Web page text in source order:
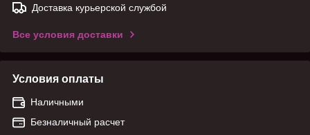
Доставка курьерской службой
Все условия доставки
Условия оплаты
Наличными
Безналичный расчет